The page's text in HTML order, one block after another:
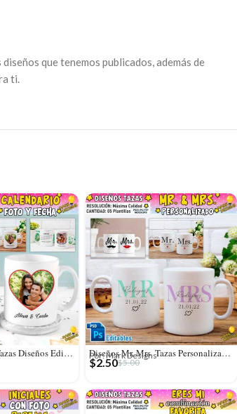
que tenemos publicados, además de
ti.
Calendario Foto Tazas Diseños Editables con Fechas Diseños Mr. Mrs. Tazas Personalizados Editables
Por: Mark Designs
$5.00
$2.50